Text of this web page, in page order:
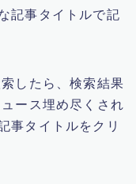
記事タイトルで記
したら、検索結果
ース埋め尽くされ
事タイトルをクリ